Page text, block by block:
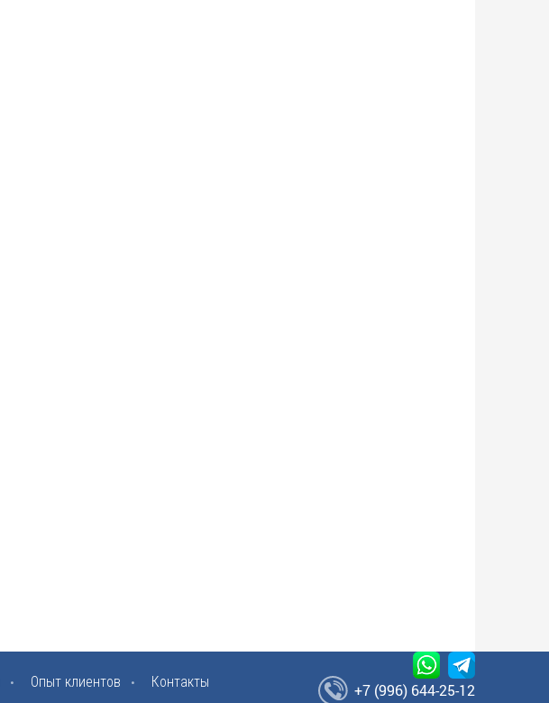
Опыт клиентов Контакты +7 (996) 644-25-12